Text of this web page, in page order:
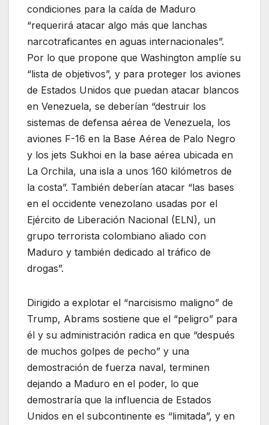
condiciones para la caída de Maduro
“requerirá atacar algo más que lanchas
narcotraficantes en aguas internacionales”.
Por lo que propone que Washington amplíe su
“lista de objetivos”, y para proteger los aviones
de Estados Unidos que puedan atacar blancos
en Venezuela, se deberían “destruir los
sistemas de defensa aérea de Venezuela, los
aviones F-16 en la Base Aérea de Palo Negro
y los jets Sukhoi en la base aérea ubicada en
La Orchila, una isla a unos 160 kilómetros de
la costa”. También deberían atacar “las bases
en el occidente venezolano usadas por el
Ejército de Liberación Nacional (ELN), un
grupo terrorista colombiano aliado con
Maduro y también dedicado al tráfico de
drogas”.
Dirigido a explotar el “narcisismo maligno” de
Trump, Abrams sostiene que el “peligro” para
él y su administración radica en que “después
de muchos golpes de pecho” y una
demostración de fuerza naval, terminen
dejando a Maduro en el poder, lo que
demostraría que la influencia de Estados
Unidos en el subcontinente es “limitada”, y en